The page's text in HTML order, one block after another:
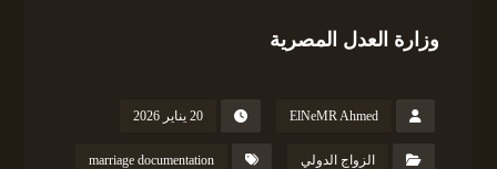
وزارة العدل المصرية
ElNeMR Ahmed 20 يناير 2026
الزواج الدولي marriage documentation